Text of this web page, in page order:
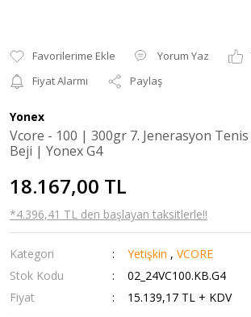
Yorum Yaz
Fiyat Alarmı
Paylaş
Yonex
Vcore - 100 | 300gr 7. Jenerasyon
Beji | Yonex G4
18.167,00 TL
*4.396,41 TL den başlayan taksitlerle!!
Kategori Yetişkin ,VCORE
Stok Kodu
02_24VC100.KB.G4
Fiyat
15.139,17 TL + KDV